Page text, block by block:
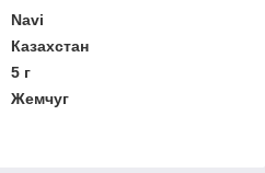
Navi
Казахстан
5 г
Жемчуг